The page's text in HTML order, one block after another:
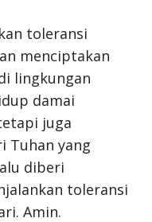
toleransi
menciptakan
lingkungan
damai
juga
Tuhan yang
diberi
toleransi
Amin.